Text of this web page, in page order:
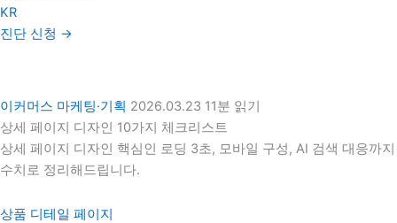
KR
진단 신청 →
이커머스 마케팅·기획 2026.03.23 11분 읽기
상세 페이지 디자인 10가지 체크리스트
상세 페이지 디자인 핵심인 로딩 3초, 모바일 구성, AI 검색 대응까지
수치로 정리해드립니다.
상품 디테일 페이지